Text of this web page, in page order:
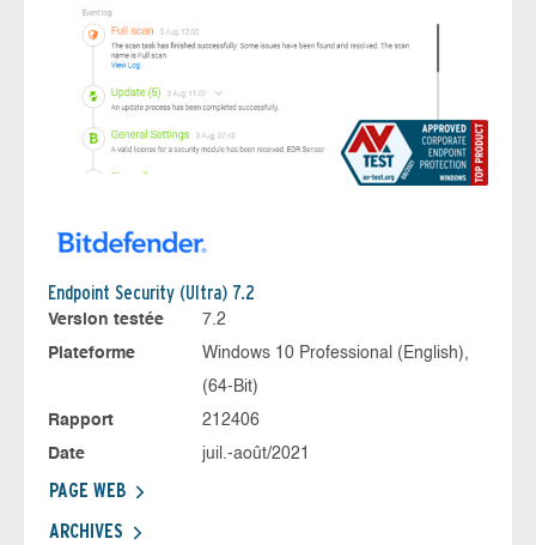
Endpoint Security (Ultra) 7.2
Version testée
7.2
Plateforme
Windows 10 Professional (English),
(64-Bit)
Rapport
212406
Date
juil.-août/2021
PAGE WEB
ARCHIVES